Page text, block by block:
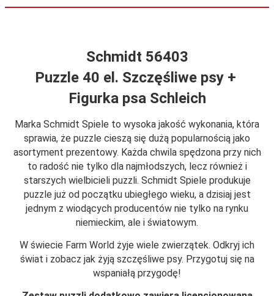
Schmidt 56403
Puzzle 40 el. Szczęśliwe psy +
Figurka psa Schleich
Marka Schmidt Spiele to wysoka jakość wykonania, która
sprawia, że puzzle cieszą się dużą popularnością jako
asortyment prezentowy. Każda chwila spędzona przy nich
to radość nie tylko dla najmłodszych, lecz również i
starszych wielbicieli puzzli. Schmidt Spiele produkuje
puzzle już od początku ubiegłego wieku, a dzisiaj jest
jednym z wiodących producentów nie tylko na rynku
niemieckim, ale i światowym.
W świecie Farm World żyje wiele zwierzątek. Odkryj ich
świat i zobacz jak żyją szczęśliwe psy. Przygotuj się na
wspaniałą przygodę!